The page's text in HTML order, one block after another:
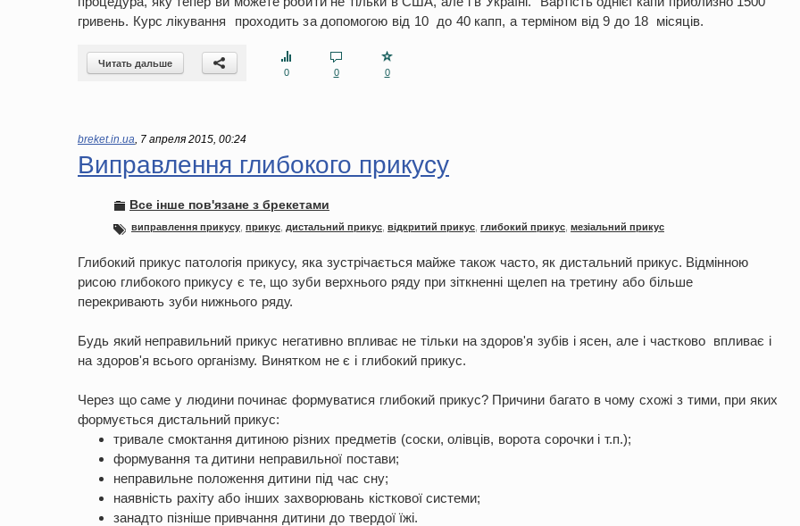
гривень. Курс лікування проходить за допомогою від 10 до 40 капп, а терміном від 9 до 18 місяців.
Читать дальше
0
0 0
breket.in.ua, 7 апреля 2015, 00:24
Виправлення глибокого прикусу
Все інше пов'язане з брекетами
виправлення прикусу прикус дистальний прикус відкритий прикус глибокий прикус мезіальний прикус
Глибокий прикус патологія прикусу, яка зустрічається майже також часто, як дистальний прикус. Відмінною
рисою глибокого прикусу є те, що зуби верхнього ряду при зіткненні щелеп на третину або більше
перекривають зуби нижнього ряду.
Будь який неправильний прикус негативно впливає не тільки на здоров'я зубів і ясен, але і частково впливає і
на здоров'я всього організму. Винятком не є і глибокий прикус.
Через що саме у людини починає формуватися глибокий прикус? Причини багато в чому схожі з тими, при яких
формується дистальний прикус:
тривале смоктання дитиною різних предметів (соски, олівців, ворота сорочки і т.п.);
формування та дитини неправильної постави;
неправильне положення дитини під час сну;
наявність рахіту або інших захворювань кісткової системи;
занадто пізніше привчання дитини до твердої їжі.